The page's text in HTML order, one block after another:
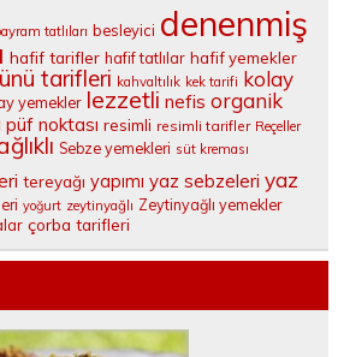
tatlıları besleyici denenmiş
hafif tarifler hafif tatlılar hafif yemekler
tarifleri kahvaltılık kek tarifi kolay
yemekler lezzetli nefis organik
püf noktası resimli resimli tarifler Reçeller
Sebze yemekleri süt kreması
tereyağı yapımı yaz sebzeleri yaz
yoğurt zeytinyağlı Zeytinyağlı yemekler
çorba tarifleri